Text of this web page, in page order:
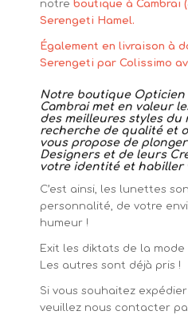
notre boutique à Cambrai
Serengeti Hamel.
Également en livraison à
Serengeti par Colissimo
Notre boutique Opticien
Cambrai met en valeur
des meilleures styles du
recherche de qualité et
vous propose de
Designers et de leurs
votre identité et habiller
C’est ainsi, les lunettes
personnalité, de votre
humeur !
Exit les diktats de la mode
Les autres sont déjà pris !
Si vous souhaitez
veuillez nous contacter